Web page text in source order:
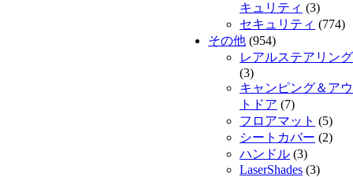
キュリティ (3)
セキュリティ (774)
その他 (954)
レアルステアリング
(3)
キャンピング＆アウ
トドア (7)
フロアマット (5)
シートカバー (2)
ハンドル (3)
LaserShades (3)